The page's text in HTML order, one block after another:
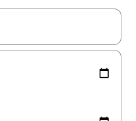
utilisez les flèches vers le